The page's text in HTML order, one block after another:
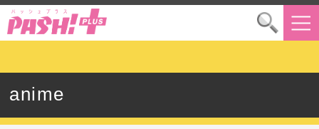
anime